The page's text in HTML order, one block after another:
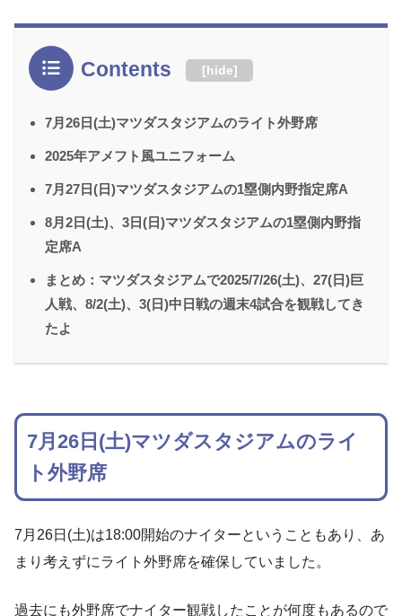
Contents [hide]
7月26日(土)マツダスタジアムのライト外野席
2025年アメフト風ユニフォーム
7月27日(日)マツダスタジアムの1塁側内野指定席A
8月2日(土)、3日(日)マツダスタジアムの1塁側内野指
定席A
まとめ：マツダスタジアムで2025/7/26(土)、27(日)巨
人戦、8/2(土)、3(日)中日戦の週末4試合を観戦してき
たよ
7月26日(土)マツダスタジアムのライ
ト外野席
7月26日(土)は18:00開始のナイターということもあり、あ
まり考えずにライト外野席を確保していました。
過去にも外野席でナイター観戦したことが何度もあるので